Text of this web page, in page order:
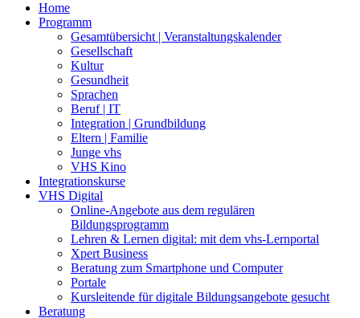
Home
Programm
Gesamtübersicht | Veranstaltungskalender
Gesellschaft
Kultur
Gesundheit
Sprachen
Beruf | IT
Integration | Grundbildung
Eltern | Familie
Junge vhs
VHS Kino
Integrationskurse
VHS Digital
Online-Angebote aus dem regulären
Bildungsprogramm
Lehren & Lernen digital: mit dem vhs-Lernportal
Xpert Business
Beratung zum Smartphone und Computer
Portale
Kursleitende für digitale Bildungsangebote gesucht
Beratung